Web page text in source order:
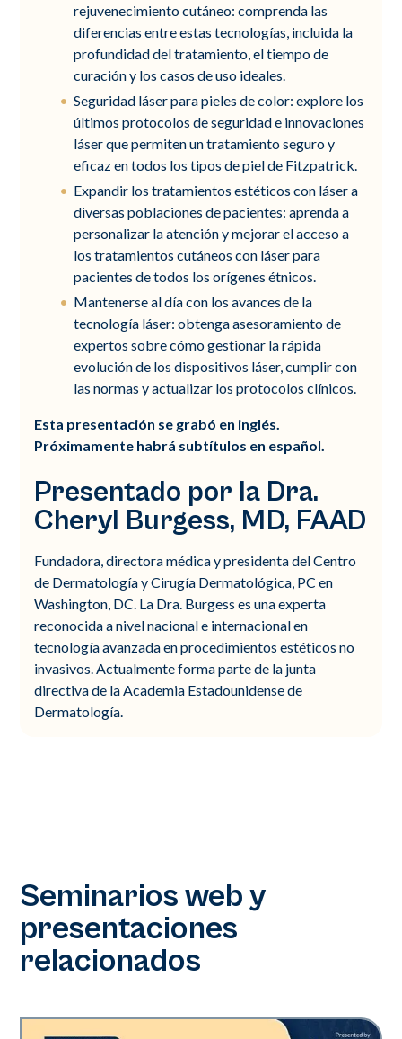
rejuvenecimiento cutáneo: comprenda las
diferencias entre estas tecnologías, incluida la
profundidad del tratamiento, el tiempo de
curación y los casos de uso ideales.
Seguridad láser para pieles de color: explore los
últimos protocolos de seguridad e innovaciones
láser que permiten un tratamiento seguro y
eficaz en todos los tipos de piel de Fitzpatrick.
Expandir los tratamientos estéticos con láser a
diversas poblaciones de pacientes: aprenda a
personalizar la atención y mejorar el acceso a
los tratamientos cutáneos con láser para
pacientes de todos los orígenes étnicos.
Mantenerse al día con los avances de la
tecnología láser: obtenga asesoramiento de
expertos sobre cómo gestionar la rápida
evolución de los dispositivos láser, cumplir con
las normas y actualizar los protocolos clínicos.
Esta presentación se grabó en inglés.
Próximamente habrá subtítulos en español.
Presentado por la Dra.
Cheryl Burgess, MD, FAAD
Fundadora, directora médica y presidenta del Centro
de Dermatología y Cirugía Dermatológica, PC en
Washington, DC. La Dra. Burgess es una experta
reconocida a nivel nacional e internacional en
tecnología avanzada en procedimientos estéticos no
invasivos. Actualmente forma parte de la junta
directiva de la Academia Estadounidense de
Dermatología.
Seminarios web y
presentaciones
relacionados